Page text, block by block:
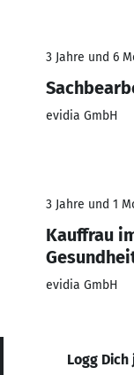
3 Jahre und 6
evidia GmbH
3 Jahre und 1
Kauffrau
evidia GmbH
Logg